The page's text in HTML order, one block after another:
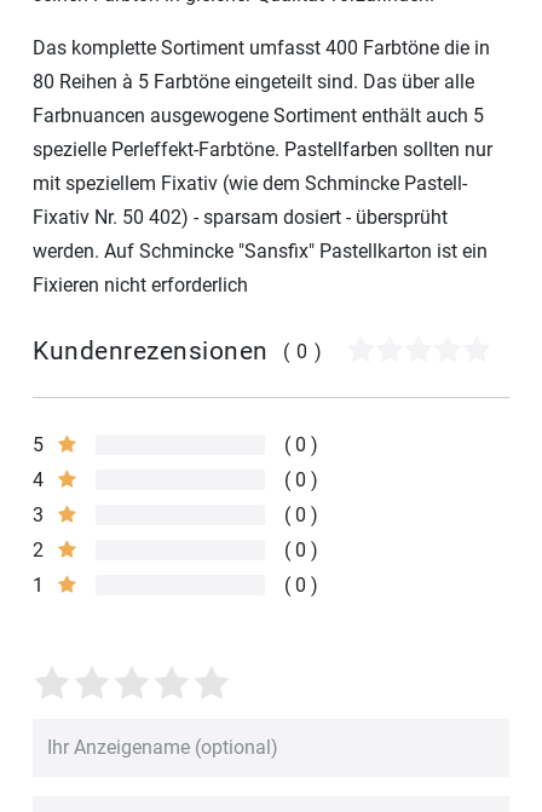
Das komplette Sortiment umfasst 400 Farbtöne die in
80 Reihen à 5 Farbtöne eingeteilt sind. Das über alle
Farbnuancen ausgewogene Sortiment enthält auch 5
spezielle Perleffekt-Farbtöne. Pastellfarben sollten nur
mit speziellem Fixativ (wie dem Schmincke Pastell-
Fixativ Nr. 50 402) - sparsam dosiert - übersprüht
werden. Auf Schmincke "Sansfix" Pastellkarton ist ein
Fixieren nicht erforderlich
Kundenrezensionen (0)
5
0
4
0
3
0
2
0
1
0